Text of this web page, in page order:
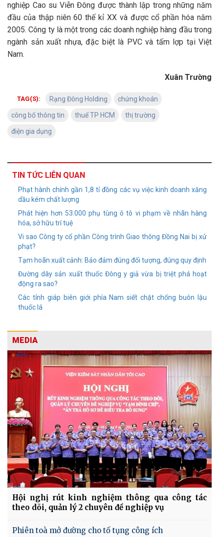
nghiệp Cao su Viễn Đông được thành lập trong những năm
đầu của thập niên 60 thế kỉ XX và được cổ phần hóa năm
2005. Công ty là một trong các doanh nghiệp hàng đầu trong
ngành sản xuất nhựa, đặc biệt là PVC và tấm lợp tại Việt
Nam.
Xuân Trường
TAG(S): Rạng Đông Holding chứng khoán
công bố thông tin thuế TP HCM thị trường
điện gia dụng
TIN TỨC LIÊN QUAN
Phạt hành chính gần 1,8 tỉ đồng các vụ việc kinh doanh xăng
dầu kém chất lượng
Phát hiện hơn 53.000 phụ tùng ô tô vi phạm về nhãn hàng
hóa, sở hữu trí tuệ
Vi sao Công ty cổ phần Công trình Giao thông Đồng Nai bị xử
phạt?
Tạm hoãn xuất cảnh: Bảo đảm đúng đối tượng, đúng quy định
Đường dây sản xuất thuốc Đông y giả vừa bị triệt phá hoạt
động ra sao?
Các tỉnh giáp biên giới phía Nam siết chặt chống buôn lậu
thuốc lá
MEDIA
Hội nghị rút kinh nghiệm thông qua công tác
theo dõi, quản lý 2 chuyên đề nghiệp vụ
Phiên toà mở đường cho tố tụng công ích